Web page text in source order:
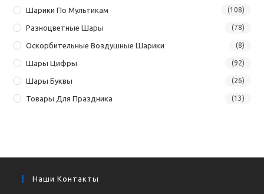
Шарики По Мультикам (108)
Разноцветные Шары (78)
Оскорбительные Воздушные Шарики (8)
Шары Цифры (92)
Шары Буквы (26)
Товары Для Праздника (13)
Наши Контакты